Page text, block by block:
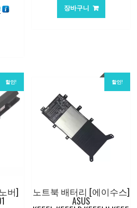
현
가
격:
장바구니
할인!
버]
할인!
노트북 배터리 [에이수스]
ASUS